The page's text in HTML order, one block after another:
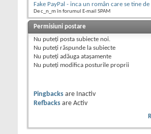
Fake PayPal - inca un român care se tine
De c_n_m în forumul E-mail SPAM
Permisiuni postare
Nu puteţi posta subiecte noi.
Nu puteţi răspunde la subiecte
Nu puteţi adăuga ataşamente
Nu puteţi modifica posturile proprii
Pingbacks are
Inactiv
Refbacks are Activ